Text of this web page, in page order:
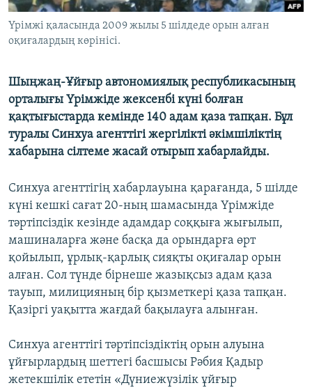
Басқа тілдерде
Үрімжі қаласында 2009 жылы 5 шілдеде орын алған
оқиғалардың көрінісі.
Шыңжаң-Ұйғыр автономиялық республикасының
орталығы Үрімжіде жексенбі күні болған
қақтығыстарда кемінде 140 адам қаза тапқан. Бұл
туралы Синхуа агенттігі жергілікті әкімшіліктің
хабарына сілтеме жасай отырып хабарлайды.
Синхуа агенттігің хабарлауына қарағанда, 5 шілде
күні кешкі сағат 20-ның шамасында Үрімжіде
тәртіпсіздік кезінде адамдар соққыға жығылып,
машиналарға және басқа да орындарға өрт
қойылып, ұрлық-қарлық сияқты оқиғалар орын
алған. Сол түнде бірнеше жазықсыз адам қаза
тауып, милицияның бір қызметкері қаза тапқан.
Қазіргі уақытта жағдай бақылауға алынған.
Синхуа агенттігі тәртіпсіздіктің орын алуына
ұйғырлардың шеттегі басшысы Рәбия Қадыр
жетекшілік ететін «Дүниежүзілік ұйғыр